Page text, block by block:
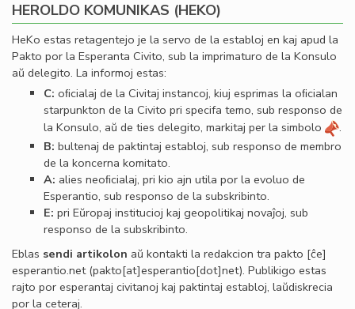
HEROLDO KOMUNIKAS (HEKO)
HeKo estas retagentejo je la servo de la establoj en kaj apud la
Pakto por la Esperanta Civito, sub la imprimaturo de la Konsulo
aŭ delegito. La informoj estas:
C: oﬁcialaj de la Civitaj instancoj, kiuj esprimas la oﬁcialan
starpunkton de la Civito pri specifa temo, sub responso de
la Konsulo, aŭ de ties delegito, markitaj per la simbolo
.
B: bultenaj de paktintaj establoj, sub responso de membro
de la koncerna komitato.
A: alies neoﬁcialaj, pri kio ajn utila por la evoluo de
Esperantio, sub responso de la subskribinto.
E: pri Eŭropaj institucioj kaj geopolitikaj novaĵoj, sub
responso de la subskribinto.
Eblas sendi artikolon aŭ kontakti la redakcion tra pakto [ĉe]
esperantio.net(pakto[at]esperantio[dot]net). Publikigo estas
rajto por esperantaj civitanoj kaj paktintaj establoj, laŭdiskrecia
por la ceteraj.